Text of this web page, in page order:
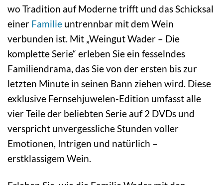
wo Tradition auf Moderne trifft und das Schicksal
einer Familie untrennbar mit dem Wein
verbunden ist. Mit „Weingut Wader – Die
komplette Serie“ erleben Sie ein fesselndes
Familiendrama, das Sie von der ersten bis zur
letzten Minute in seinen Bann ziehen wird. Diese
exklusive Fernsehjuwelen-Edition umfasst alle
vier Teile der beliebten Serie auf 2 DVDs und
verspricht unvergessliche Stunden voller
Emotionen, Intrigen und natürlich –
erstklassigem Wein.